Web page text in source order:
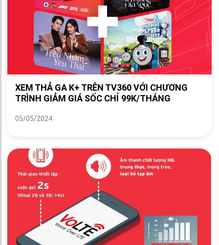
XEM THẢ GA K+ TRÊN TV360 VỚI CHƯƠNG
TRÌNH GIẢM GIÁ SỐC CHỈ 99K/THÁNG
05/05/2024